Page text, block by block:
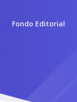
Fondo Editorial